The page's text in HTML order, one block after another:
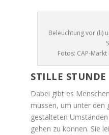
Beleuchtung vor (li)
Fotos: CAP-
STILLE STUNDE
Dabei gibt es
müssen, um unter den
gestalteten
gehen zu können. Sie